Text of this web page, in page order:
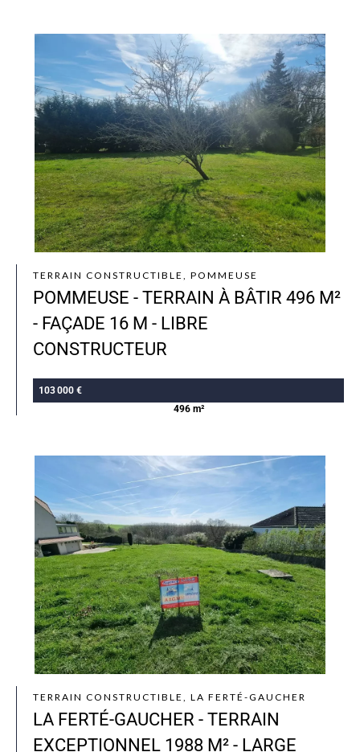
TERRAIN CONSTRUCTIBLE, POMMEUSE
POMMEUSE - TERRAIN À BÂTIR 496 M²
- FAÇADE 16 M - LIBRE
CONSTRUCTEUR
103 000 €
496 m²
TERRAIN CONSTRUCTIBLE, LA FERTÉ-GAUCHER
LA FERTÉ-GAUCHER - TERRAIN
EXCEPTIONNEL 1988 M² - LARGE